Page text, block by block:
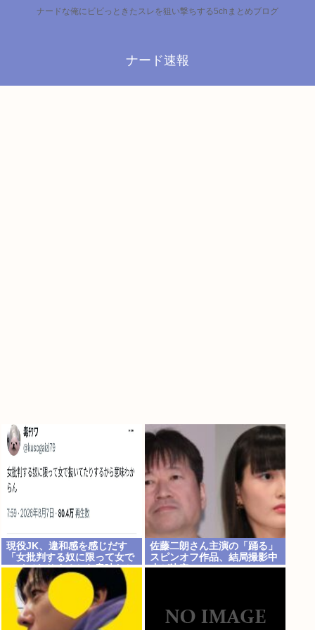
ナードな俺にビビっときたスレを狙い撃ちする5chまとめブログ
ナード速報
現役JK、違和感を感じだす
「女批判する奴に限って女で
ヌイてたりするから意味わか
らなくなってきた 」
佐藤二朗さん主演の「踊る」
スピンオフ作品、結局撮影中
止が決定www